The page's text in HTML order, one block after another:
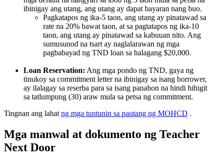
ibinigay ang utang, ang utang ay dapat bayaran nang buo.
Pagkatapos ng ika-5 taon, ang utang ay pinatawad sa
rate na 20% bawat taon, at sa pagtatapos ng ika-10
taon, ang utang ay pinatawad sa kabuuan nito. Ang
sumusunod na tsart ay naglalarawan ng mga
pagbabayad ng TND loan sa halagang $20,000.
Loan Reservation: Ang mga pondo ng TND, gaya ng
tinukoy sa commitment letter na ibinigay sa isang borrower,
ay ilalagay sa reserba para sa isang panahon na hindi hihigit
sa tatlumpung (30) araw mula sa petsa ng commitment.
Tingnan ang lahat ng mga tuntunin sa pautang ng MOHCD .
Mga manwal at dokumento ng Teacher
Next Door